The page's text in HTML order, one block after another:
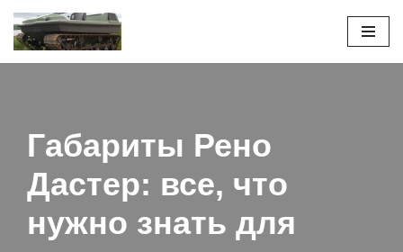
Перейти
Габариты Рено
Дастер: все, что
нужно знать для